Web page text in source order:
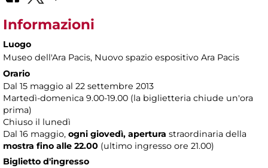
Informazioni
Luogo
Museo dell'Ara Pacis, Nuovo spazio espositivo Ara Pacis
Orario
Dal 15 maggio al 22 settembre 2013
Martedì-domenica 9.00-19.00 (la biglietteria chiude un'ora
prima)
Chiuso il lunedì
Dal 16 maggio, ogni giovedì, apertura straordinaria della
mostra fino alle 22.00 (ultimo ingresso ore 21.00)
Biglietto d'ingresso